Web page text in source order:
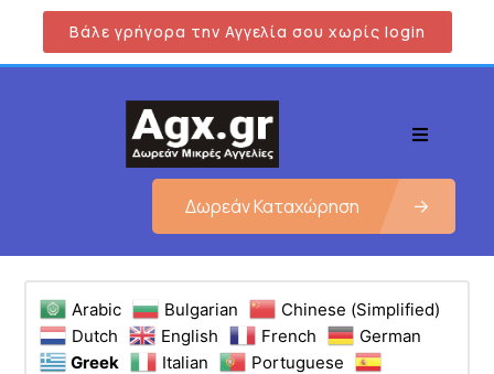
Βάλε γρήγορα την Αγγελία σου χωρίς login
Δωρεάν Καταχώρηση
Arabic Bulgarian
Chinese (Simplified)
Dutch
English French
German
Greek
Italian
Portuguese